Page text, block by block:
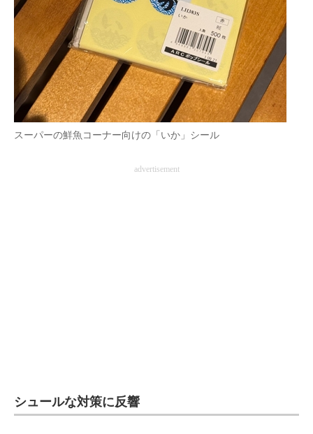
スーパーの鮮魚コーナー向けの「いか」シール
advertisement
シュールな対策に反響